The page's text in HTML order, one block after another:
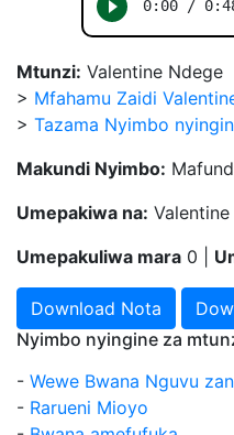
Mtunzi: Valentine Ndege
> Mfahamu Zaidi
> Tazama Nyimbo
Makundi Nyimbo:
Umepakiwa na:
Umepakuliwa mara 0 |
Download Nota
Nyimbo nyingine za
- Wewe Bwana Nguvu
- Rarueni Mioyo